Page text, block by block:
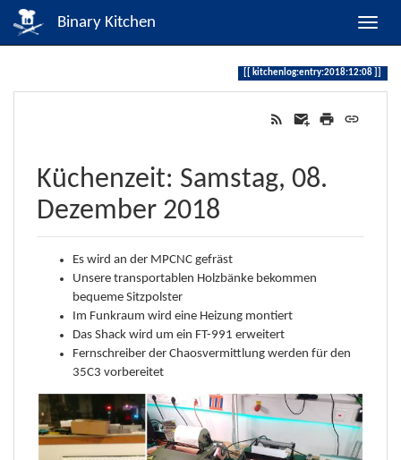
Binary Kitchen
kitchenlog:entry:2018:12:08
Küchenzeit: Samstag, 08.
Dezember 2018
Es wird an der MPCNC gefräst
Unsere transportablen Holzbänke bekommen
bequeme Sitzpolster
Im Funkraum wird eine Heizung montiert
Das Shack wird um ein FT-991 erweitert
Fernschreiber der Chaosvermittlung werden für den
35C3 vorbereitet